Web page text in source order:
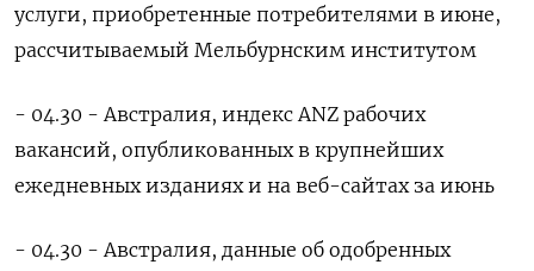
услуги, приобретенные потребителями в июне,
рассчитываемый Мельбурнским институтом
- 04.30 - Австралия, индекс ANZ рабочих
вакансий, опубликованных в крупнейших
ежедневных изданиях и на веб-сайтах за июнь
- 04.30 - Австралия, данные об одобренных